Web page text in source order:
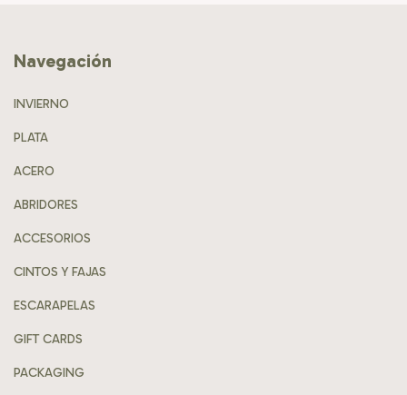
Navegación
INVIERNO
PLATA
ACERO
ABRIDORES
ACCESORIOS
CINTOS Y FAJAS
ESCARAPELAS
GIFT CARDS
PACKAGING